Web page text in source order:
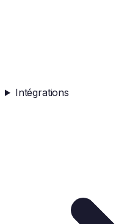
Intégrations